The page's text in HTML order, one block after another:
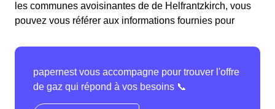
les communes avoisinantes de de Helfrantzkirch, vous
pouvez vous référer aux informations fournies pour